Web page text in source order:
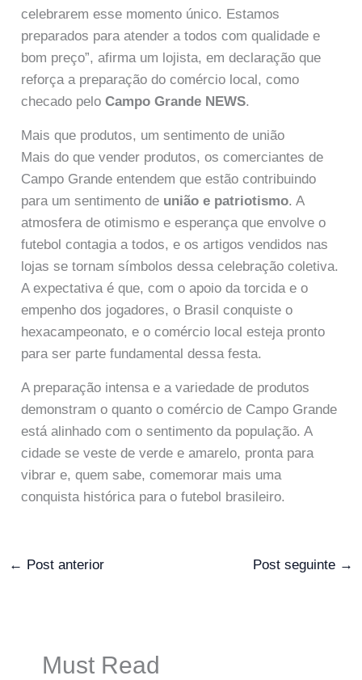
celebrarem esse momento único. Estamos
preparados para atender a todos com qualidade e
bom preço”, afirma um lojista, em declaração que
reforça a preparação do comércio local, como
checado peloCampo Grande NEWS.
Mais que produtos, um sentimento de união
Mais do que vender produtos, os comerciantes de
Campo Grande entendem que estão contribuindo
para um sentimento de união e patriotismo. A
atmosfera de otimismo e esperança que envolve o
futebol contagia a todos, e os artigos vendidos nas
lojas se tornam símbolos dessa celebração coletiva.
A expectativa é que, com o apoio da torcida e o
empenho dos jogadores, o Brasil conquiste o
hexacampeonato, e o comércio local esteja pronto
para ser parte fundamental dessa festa.
A preparação intensa e a variedade de produtos
demonstram o quanto o comércio de Campo Grande
está alinhado com o sentimento da população. A
cidade se veste de verde e amarelo, pronta para
vibrar e, quem sabe, comemorar mais uma
conquista histórica para o futebol brasileiro.
← Post anterior Post seguinte →
Must Read